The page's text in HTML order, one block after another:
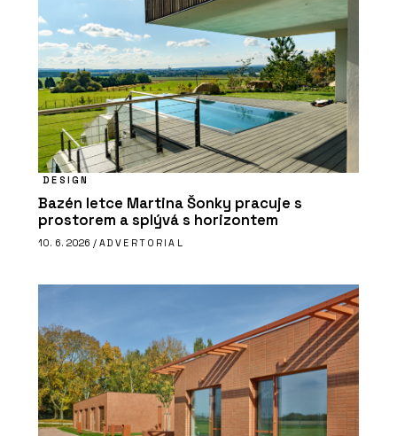
DESIGN
Bazén letce Martina Šonky pracuje s
prostorem a splývá s horizontem
10. 6. 2026 / ADVERTORIAL